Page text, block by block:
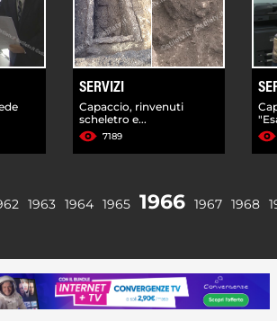
SERVIZI
Capaccio, rinvenuti
scheletro e...
7189
1963 1964 1965 1966 1967 1968